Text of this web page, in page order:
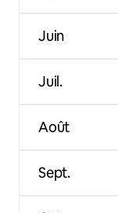
Juin
Juil.
Août
Sept.